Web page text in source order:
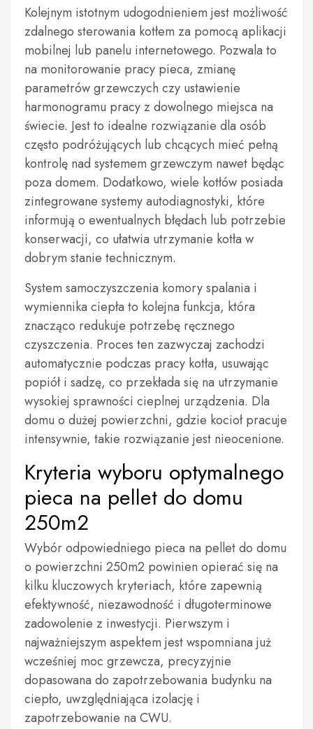
Kolejnym istotnym udogodnieniem jest możliwość
zdalnego sterowania kotłem za pomocą aplikacji
mobilnej lub panelu internetowego. Pozwala to
na monitorowanie pracy pieca, zmianę
parametrów grzewczych czy ustawienie
harmonogramu pracy z dowolnego miejsca na
świecie. Jest to idealne rozwiązanie dla osób
często podróżujących lub chcących mieć pełną
kontrolę nad systemem grzewczym nawet będąc
poza domem. Dodatkowo, wiele kotłów posiada
zintegrowane systemy autodiagnostyki, które
informują o ewentualnych błędach lub potrzebie
konserwacji, co ułatwia utrzymanie kotła w
dobrym stanie technicznym.
System samoczyszczenia komory spalania i
wymiennika ciepła to kolejna funkcja, która
znacząco redukuje potrzebę ręcznego
czyszczenia. Proces ten zazwyczaj zachodzi
automatycznie podczas pracy kotła, usuwając
popiół i sadzę, co przekłada się na utrzymanie
wysokiej sprawności cieplnej urządzenia. Dla
domu o dużej powierzchni, gdzie kocioł pracuje
intensywnie, takie rozwiązanie jest nieocenione.
Kryteria wyboru optymalnego
pieca na pellet do domu
250m2
Wybór odpowiedniego pieca na pellet do domu
o powierzchni 250m2 powinien opierać się na
kilku kluczowych kryteriach, które zapewnią
efektywność, niezawodność i długoterminowe
zadowolenie z inwestycji. Pierwszym i
najważniejszym aspektem jest wspomniana już
wcześniej moc grzewcza, precyzyjnie
dopasowana do zapotrzebowania budynku na
ciepło, uwzględniająca izolację i
zapotrzebowanie na CWU.